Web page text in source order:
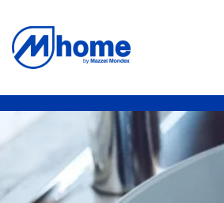
Zum Hauptinhalt springen